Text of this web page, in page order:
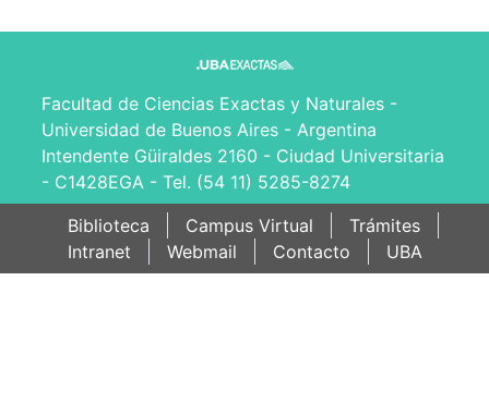
Facultad de Ciencias Exactas y Naturales -
Universidad de Buenos Aires - Argentina
Intendente Güiraldes 2160 - Ciudad Universitaria
- C1428EGA - Tel. (54 11) 5285-8274
Biblioteca
Campus Virtual
Trámites
Intranet
Webmail Contacto UBA